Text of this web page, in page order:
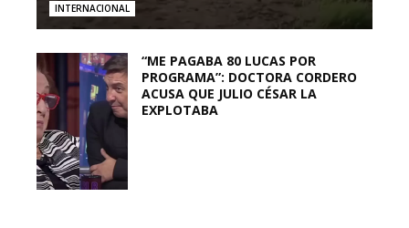
INTERNACIONAL
“ME PAGABA 80 LUCAS POR
PROGRAMA”: DOCTORA CORDERO
ACUSA QUE JULIO CÉSAR LA
EXPLOTABA